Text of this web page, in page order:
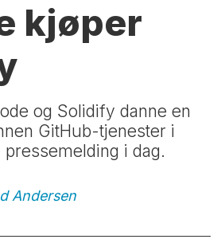
kjøper
og Solidify danne en
GitHub-tjenester i
pressemelding i dag.
Andersen